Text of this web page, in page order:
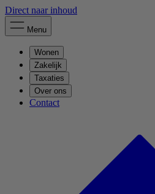
Direct naar inhoud
Menu
Wonen
Zakelijk
Taxaties
Over ons
Contact